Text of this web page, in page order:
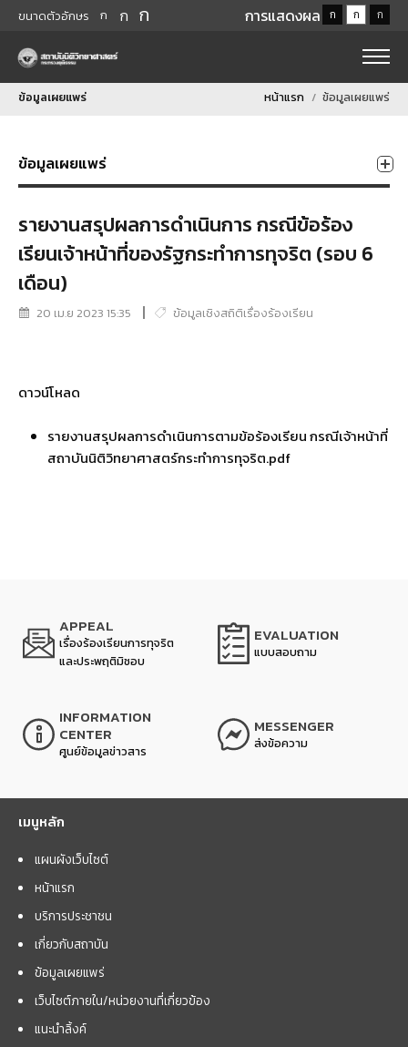
ขนาดตัวอักษร ก ก ก การแสดงผล ก ก ก
ข้อมูลเผยแพร่ หน้าแรก ข้อมูลเผยแพร่
ข้อมูลเผยแพร่
รายงานสรุปผลการดำเนินการ กรณีข้อร้อง
เรียนเจ้าหน้าที่ของรัฐกระทำการทุจริต (รอบ 6
เดือน)
20 เม.ย 2023 15:35 ข้อมูลเชิงสถิติเรื่องร้องเรียน
ดาวน์โหลด
รายงานสรุปผลการดำเนินการตามข้อร้องเรียน กรณีเจ้าหน้าที่
สถาบันนิติวิทยาศาสตร์กระทำการทุจริต.pdf
APPEAL
เรื่องร้องเรียนการทุจริต
และประพฤติมิชอบ
EVALUATION
แบบสอบถาม
INFORMATION
CENTER
ศูนย์ข้อมูลข่าวสาร
MESSENGER
ส่งข้อความ
เมนูหลัก
แผนผังเว็บไซต์
หน้าแรก
บริการประชาชน
เกี่ยวกับสถาบัน
ข้อมูลเผยแพร่
เว็บไซต์ภายใน/หน่วยงานที่เกี่ยวข้อง
แนะนำลิ้งค์